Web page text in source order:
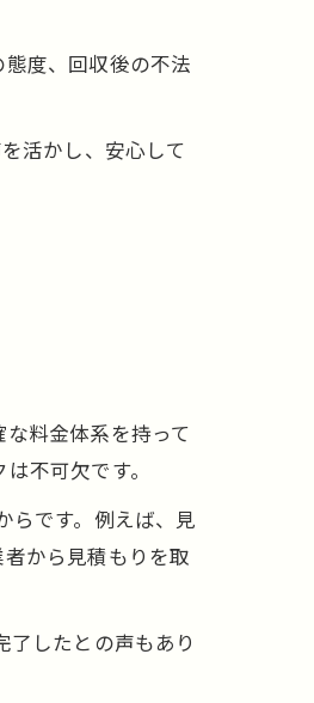
度、回収後の不法
活かし、安心して
料金体系を持って
不可欠です。
らです。例えば、見
から見積もりを取
したとの声もあり